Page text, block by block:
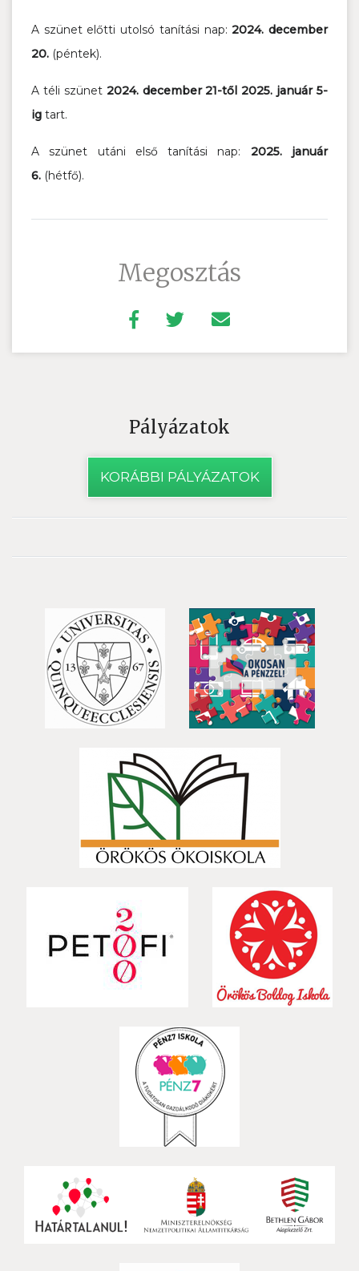
A szünet előtti utolsó tanítási nap:2024. december
20. (péntek).
A téli szünet 2024. december 21-től 2025. január 5-
ig tart.
A szünet utáni első tanítási nap: 2025. január
6. (hétfő).
Megosztás
Pályázatok
KORÁBBI PÁLYÁZATOK